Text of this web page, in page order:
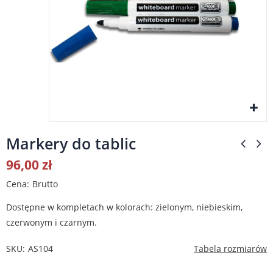
Markery do tablic
96,00 zł
Cena Brutto
Dostępne w kompletach w kolorach: zielonym, niebieskim,
czerwonym i czarnym.
Tabela rozmiarów
SKU AS104